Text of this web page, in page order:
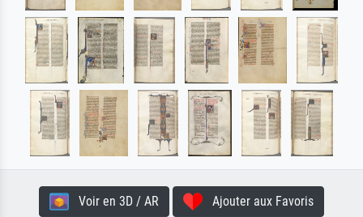
Voir en 3D / AR Ajouter aux Favoris